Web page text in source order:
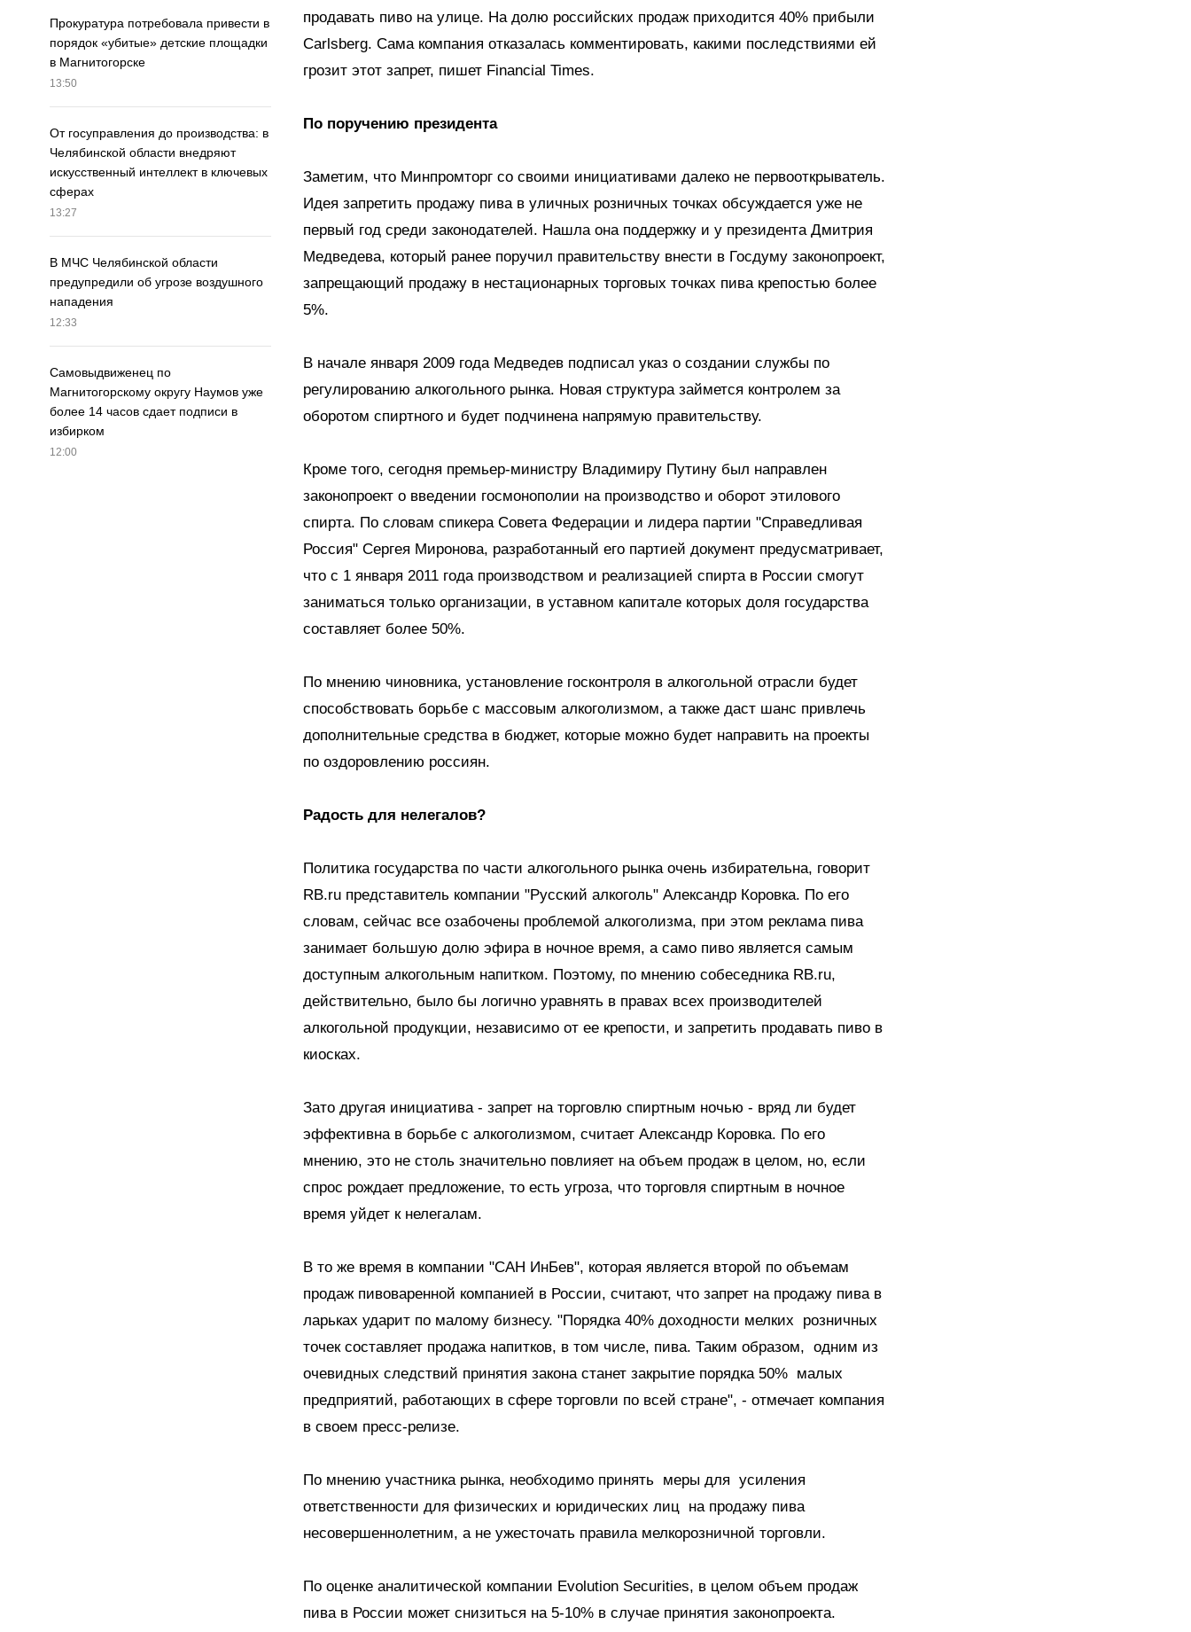
Прокуратура потребовала привести в
порядок «убитые» детские площадки
в Магнитогорске
13:50
От госуправления до производства: в
Челябинской области внедряют
искусственный интеллект в ключевых
сферах
13:27
В МЧС Челябинской области
предупредили об угрозе воздушного
нападения
12:33
Самовыдвиженец по
Магнитогорскому округу Наумов уже
более 14 часов сдает подписи в
избирком
12:00
продавать пиво на улице. На долю российских продаж приходится 40% прибыли
Carlsberg. Сама компания отказалась комментировать, какими последствиями ей
грозит этот запрет, пишет Financial Times.
По поручению президента
Заметим, что Минпромторг со своими инициативами далеко не первооткрыватель.
Идея запретить продажу пива в уличных розничных точках обсуждается уже не
первый год среди законодателей. Нашла она поддержку и у президента Дмитрия
Медведева, который ранее поручил правительству внести в Госдуму законопроект,
запрещающий продажу в нестационарных торговых точках пива крепостью более
5%.
В начале января 2009 года Медведев подписал указ о создании службы по
регулированию алкогольного рынка. Новая структура займется контролем за
оборотом спиртного и будет подчинена напрямую правительству.
Кроме того, сегодня премьер-министру Владимиру Путину был направлен
законопроект о введении госмонополии на производство и оборот этилового
спирта. По словам спикера Совета Федерации и лидера партии "Справедливая
Россия" Сергея Миронова, разработанный его партией документ предусматривает,
что с 1 января 2011 года производством и реализацией спирта в России смогут
заниматься только организации, в уставном капитале которых доля государства
составляет более 50%.
По мнению чиновника, установление госконтроля в алкогольной отрасли будет
способствовать борьбе с массовым алкоголизмом, а также даст шанс привлечь
дополнительные средства в бюджет, которые можно будет направить на проекты
по оздоровлению россиян.
Радость для нелегалов?
Политика государства по части алкогольного рынка очень избирательна, говорит
RB.ru представитель компании "Русский алкоголь" Александр Коровка. По его
словам, сейчас все озабочены проблемой алкоголизма, при этом реклама пива
занимает большую долю эфира в ночное время, а само пиво является самым
доступным алкогольным напитком. Поэтому, по мнению собеседника RB.ru,
действительно, было бы логично уравнять в правах всех производителей
алкогольной продукции, независимо от ее крепости, и запретить продавать пиво в
киосках.
Зато другая инициатива - запрет на торговлю спиртным ночью - вряд ли будет
эффективна в борьбе с алкоголизмом, считает Александр Коровка. По его
мнению, это не столь значительно повлияет на объем продаж в целом, но, если
спрос рождает предложение, то есть угроза, что торговля спиртным в ночное
время уйдет к нелегалам.
В то же время в компании "САН ИнБев", которая является второй по объемам
продаж пивоваренной компанией в России, считают, что запрет на продажу пива в
ларьках ударит по малому бизнесу. "Порядка 40% доходности мелких розничных
точек составляет продажа напитков, в том числе, пива. Таким образом, одним из
очевидных следствий принятия закона станет закрытие порядка 50% малых
предприятий, работающих в сфере торговли по всей стране", - отмечает компания
в своем пресс-релизе.
По мнению участника рынка, необходимо принять меры для усиления
ответственности для физических и юридических лиц на продажу пива
несовершеннолетним, а не ужесточать правила мелкорозничной торговли.
По оценке аналитической компании Evolution Securities, в целом объем продаж
пива в России может снизиться на 5-10% в случае принятия законопроекта.